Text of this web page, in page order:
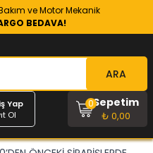
ve Motor Mekanik
BEDAVA!
ARA
Yap
Ol
Sepetim
₺ 0,00
0